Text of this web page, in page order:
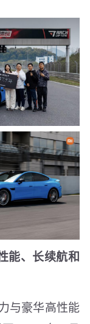
能、长续航和
与豪华高性能